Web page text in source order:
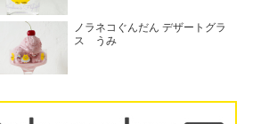
ノラネコぐんだん デザートグラ
ス うみ